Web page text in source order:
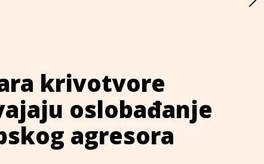
krivotvore
oslobađanje
agresora